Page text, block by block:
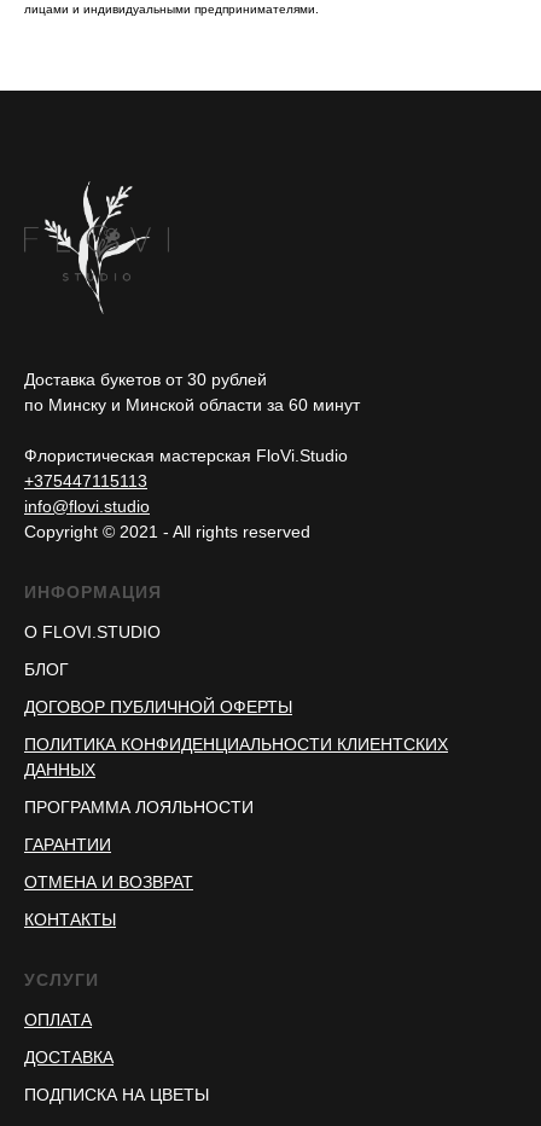
лицами и индивидуальными предпринимателями.
Доставка букетов от 30 рублей
по Минску и Минской области за 60 минут
Флористическая мастерская FloVi.Studio
+375447115113
info@flovi.studio
Copyright © 2021 - All rights reserved
ИНФОРМАЦИЯ
О FLOVI.STUDIO
БЛОГ
ДОГОВОР ПУБЛИЧНОЙ ОФЕРТЫ
ПОЛИТИКА КОНФИДЕНЦИАЛЬНОСТИ КЛИЕНТСКИХ
ДАННЫХ
ПРОГРАММА ЛОЯЛЬНОСТИ
ГАРАНТИИ
ОТМЕНА И ВОЗВРАТ
КОНТАКТЫ
УСЛУГИ
ОПЛАТА
ДОСТАВКА
ПОДПИСКА НА ЦВЕТЫ